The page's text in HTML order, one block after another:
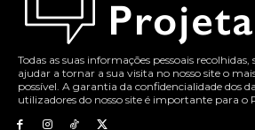
Todas as suas informações pessoais recolhidas,
ajudar a tornar a sua visita no nosso site o
possível. A garantia da confidencialidade dos
utilizadores do nosso site é importante para o